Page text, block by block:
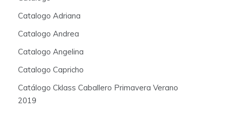
Catalogo Adriana
Catalogo Andrea
Catalogo Angelina
Catalogo Capricho
Catálogo Cklass Caballero Primavera Verano
2019